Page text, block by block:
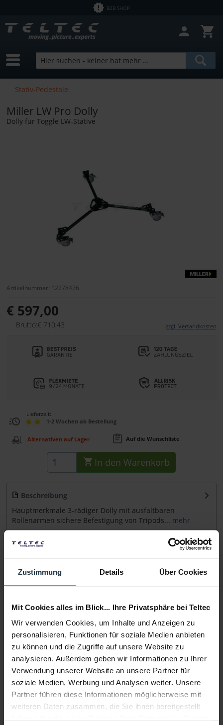
Zustimmung Details Über Cookies
Mit Cookies alles im Blick... Ihre Privatsphäre bei Teltec
Wir verwenden Cookies, um Inhalte und Anzeigen zu
personalisieren, Funktionen für soziale Medien anbieten
zu können und die Zugriffe auf unsere Website zu
analysieren. Außerdem geben wir Informationen zu Ihrer
Verwendung unserer Website an unsere Partner für
soziale Medien, Werbung und Analysen weiter. Unsere
Partner führen diese Informationen möglicherweise mit
weiteren Daten zusammen, die Sie ihnen bereitgestellt
B2B SHOP
Stativ-Pedestale
Miller LW Pro Dolly
Dolly für Toggle LW-Stative
Artikelnummer: 12278476
€ 597,00
Brutto:€ 710,43 zzgl. Versandkosten
Lieferzeit:
1-2 Wochen ab Bestellung
Alternativen auf Lager Auf die Wunschliste
In den Warenkorb
Beschreibung
Hauptmerkmale 3-rädiger Dolly mit ausfaltbaren
Rollenarmen sichere Befestigung von Tripods... mehr
Beratung
Medien
Infos zu Hersteller & Produktsicherheit
Folgende Infos zum Hersteller sind verfübar......mehr
Weitere Artikel von Miller ansehen